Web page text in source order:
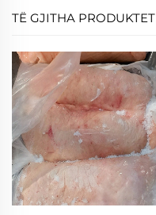
TË GJITHA PRODUKTET